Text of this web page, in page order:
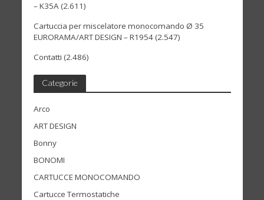
– K35A(2.611)
Cartuccia per miscelatore monocomando Ø 35
EURORAMA/ART DESIGN – R1954(2.547)
Contatti (2.486)
Categorie
Arco
ART DESIGN
Bonny
BONOMI
CARTUCCE MONOCOMANDO
Cartucce Termostatiche